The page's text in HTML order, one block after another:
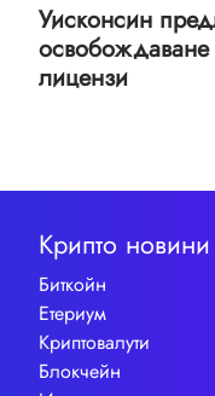
Уисконсин
освобождаване
лицензи
Крипто новини
Биткойн
Етериум
Криптовалути
Блокчейн